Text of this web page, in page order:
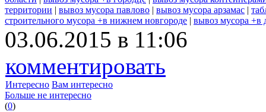
территории | вывоз мусора павлово | вывоз мусора арзамас |
строительного мусора +в нижнем новгороде | вывоз мусора +в
03.06.2015 в 11:06
комментировать
Интересно Вам интересно
Больше не интересно
(0)